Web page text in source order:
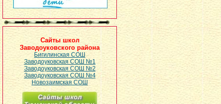
Сайты школ
Заводоуковского района
Бигилинская СОШ
Заводоуковская СОШ №1
Заводоуковская СОШ №2
Заводоуковская СОШ №4
Новозаимская СОШ